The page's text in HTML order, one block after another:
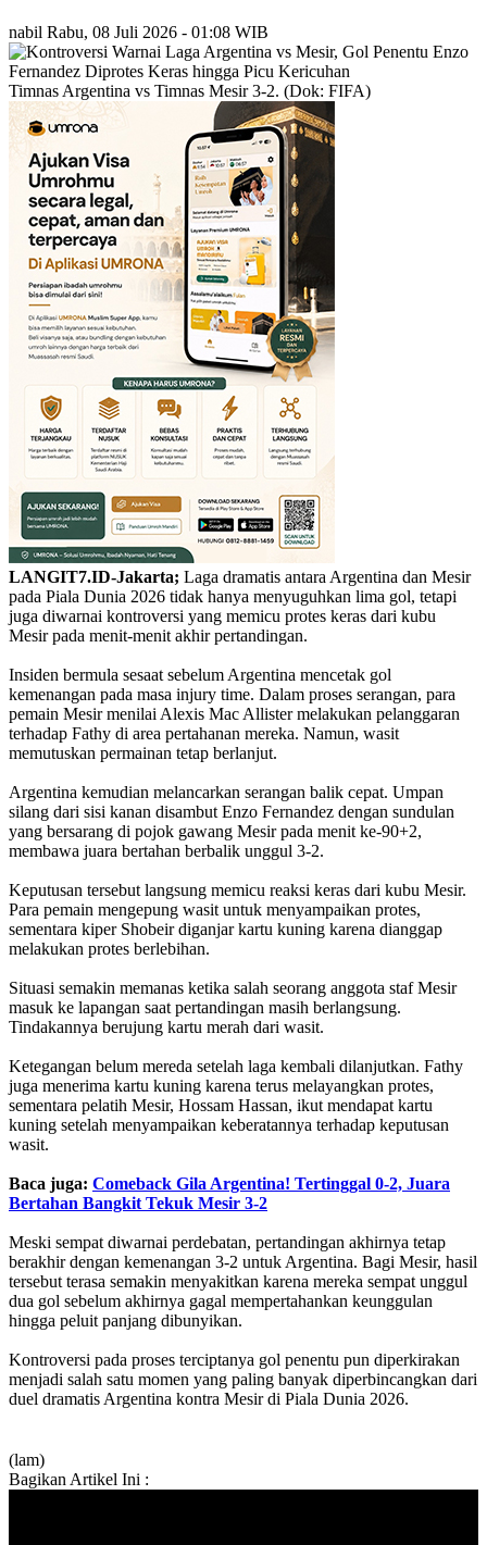
nabil Rabu, 08 Juli 2026 - 01:08 WIB
Timnas Argentina vs Timnas Mesir 3-2. (Dok: FIFA)
LANGIT7.ID-Jakarta; Laga dramatis antara Argentina dan Mesir
pada Piala Dunia 2026 tidak hanya menyuguhkan lima gol, tetapi
juga diwarnai kontroversi yang memicu protes keras dari kubu
Mesir pada menit-menit akhir pertandingan.
Insiden bermula sesaat sebelum Argentina mencetak gol
kemenangan pada masa injury time. Dalam proses serangan, para
pemain Mesir menilai Alexis Mac Allister melakukan pelanggaran
terhadap Fathy di area pertahanan mereka. Namun, wasit
memutuskan permainan tetap berlanjut.
Argentina kemudian melancarkan serangan balik cepat. Umpan
silang dari sisi kanan disambut Enzo Fernandez dengan sundulan
yang bersarang di pojok gawang Mesir pada menit ke-90+2,
membawa juara bertahan berbalik unggul 3-2.
Keputusan tersebut langsung memicu reaksi keras dari kubu Mesir.
Para pemain mengepung wasit untuk menyampaikan protes,
sementara kiper Shobeir diganjar kartu kuning karena dianggap
melakukan protes berlebihan.
Situasi semakin memanas ketika salah seorang anggota staf Mesir
masuk ke lapangan saat pertandingan masih berlangsung.
Tindakannya berujung kartu merah dari wasit.
Ketegangan belum mereda setelah laga kembali dilanjutkan. Fathy
juga menerima kartu kuning karena terus melayangkan protes,
sementara pelatih Mesir, Hossam Hassan, ikut mendapat kartu
kuning setelah menyampaikan keberatannya terhadap keputusan
wasit.
Baca juga: Comeback Gila Argentina! Tertinggal 0-2, Juara
Bertahan Bangkit Tekuk Mesir 3-2
Meski sempat diwarnai perdebatan, pertandingan akhirnya tetap
berakhir dengan kemenangan 3-2 untuk Argentina. Bagi Mesir, hasil
tersebut terasa semakin menyakitkan karena mereka sempat unggul
dua gol sebelum akhirnya gagal mempertahankan keunggulan
hingga peluit panjang dibunyikan.
Kontroversi pada proses terciptanya gol penentu pun diperkirakan
menjadi salah satu momen yang paling banyak diperbincangkan dari
duel dramatis Argentina kontra Mesir di Piala Dunia 2026.
(lam)
Bagikan Artikel Ini :